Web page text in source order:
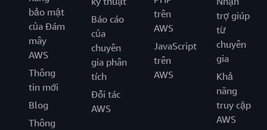
bảo mật
của Đám
mây
AWS
Thông
tin mới
Blog
Thông
Báo cáo
của
chuyên
gia phân
tích
Đối tác
AWS
trên
AWS
JavaScript
trên
AWS
trợ giúp
từ
chuyên
gia
Khả
năng
truy cập
AWS